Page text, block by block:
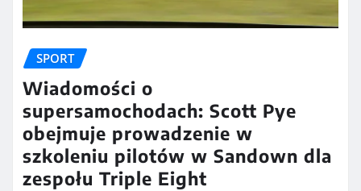
SPORT
Wiadomości o
supersamochodach: Scott Pye
obejmuje prowadzenie w
szkoleniu pilotów w Sandown dla
zespołu Triple Eight